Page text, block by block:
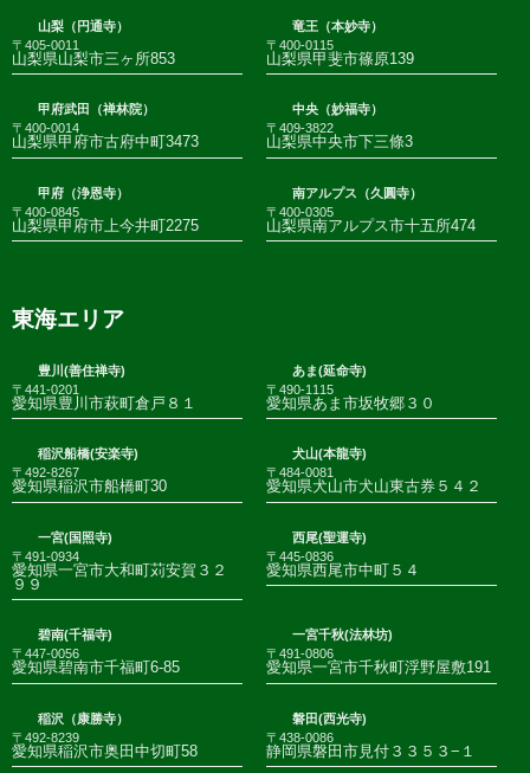
山梨（円通寺）
〒405-0011
山梨県山梨市三ヶ所853
竜王（本妙寺）
〒400-0115
山梨県甲斐市篠原139
甲府武田（禅林院）
〒400-0014
山梨県甲府市古府中町3473
中央（妙福寺）
〒409-3822
山梨県中央市下三條3
甲府（浄恩寺）
〒400-0845
山梨県甲府市上今井町2275
南アルプス（久圓寺）
〒400-0305
山梨県南アルプス市十五所474
東海エリア
豊川(善住禅寺)
〒441-0201
愛知県豊川市萩町倉戸８１
あま(延命寺)
〒490-1115
愛知県あま市坂牧郷３０
稲沢船橋(安楽寺)
〒492-8267
愛知県稲沢市船橋町30
犬山(本龍寺)
〒484-0081
愛知県犬山市犬山東古券５４２
一宮(国照寺)
〒491-0934
愛知県一宮市大和町苅安賀３２
９９
西尾(聖運寺)
〒445-0836
愛知県西尾市中町５４
碧南(千福寺)
〒447-0056
愛知県碧南市千福町6-85
一宮千秋(法林坊)
〒491-0806
愛知県一宮市千秋町浮野屋敷191
稲沢（康勝寺）
〒492-8239
愛知県稲沢市奥田中切町58
磐田(西光寺)
〒438-0086
静岡県磐田市見付３３５３−１